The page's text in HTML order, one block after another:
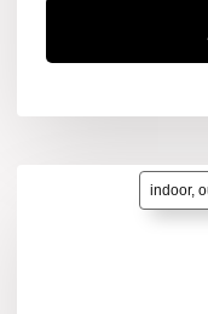
indoor,